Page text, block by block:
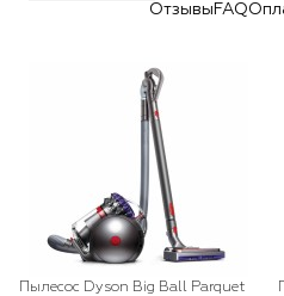
Отзывы FAQ
Пылесос Dyson Big Ball Parquet